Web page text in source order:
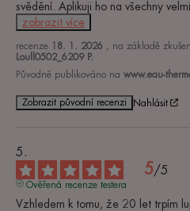
svědění. Aplikuji ho na všechny
zobrazit více
recenze 18. 1. 2026 , na základě
Loull0502_6209 P.
Původně publikováno na www.eau-
Zobrazit původní recenzi Nahlásit
5/5
Ověřená recenze testera
Vzhledem k tomu, že 20 let trpím